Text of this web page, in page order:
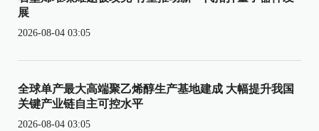
展
2026-08-04 03:05
全球单产最大高端聚乙烯醇生产基地建成 大幅提升我国
关键产业链自主可控水平
2026-08-04 03:05